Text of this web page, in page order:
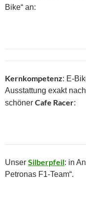
Bike“ an:
Kernkompetenz: E-
Ausstattung exakt
schöner Cafe Racer:
Unser Silberpfeil: in
Petronas F1-Team“.